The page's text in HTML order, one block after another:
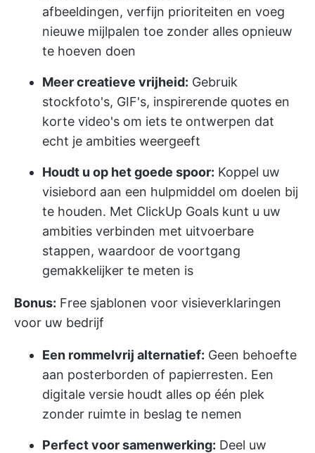
afbeeldingen, verfijn prioriteiten en voeg
nieuwe mijlpalen toe zonder alles opnieuw
te hoeven doen
Meer creatieve vrijheid: Gebruik
stockfoto's, GIF's, inspirerende quotes en
korte video's om iets te ontwerpen dat
echt je ambities weergeeft
Houdt u op het goede spoor: Koppel uw
visiebord aan een hulpmiddel om doelen bij
te houden. Met ClickUp Goals kunt u uw
ambities verbinden met uitvoerbare
stappen, waardoor de voortgang
gemakkelijker te meten is
Bonus: Free sjablonen voor visieverklaringen
voor uw bedrijf
Een rommelvrij alternatief: Geen behoefte
aan posterborden of papierresten. Een
digitale versie houdt alles op één plek
zonder ruimte in beslag te nemen
Perfect voor samenwerking: Deel uw